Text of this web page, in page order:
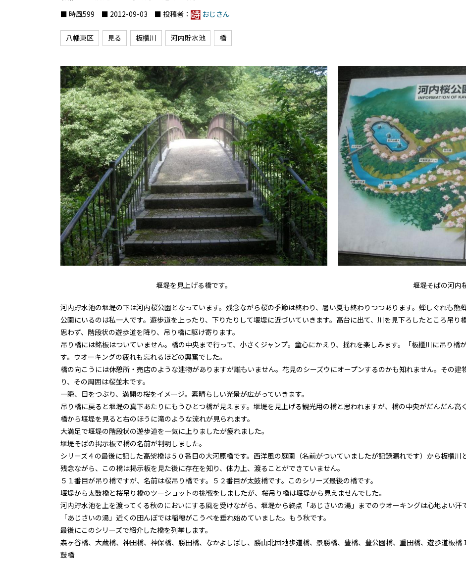
■ 時風599 ■ 2012-09-03 ■ 投稿者： おじさん
八幡東区 見る 板櫃川 河内貯水池 橋
堰堤を見上げる橋です。 堰堤そばの河内
河内貯水池の堰堤の下は河内桜公園となっています。残念ながら桜の季節は終わり、暑い夏も終わりつつあります。蝉しぐれも熊
公園にいるのは私一人です。遊歩道を上ったり、下りたりして堰堤に近づいていきます。高台に出て、川を見下ろしたところ吊り
思わず、階段状の遊歩道を降り、吊り橋に駆け寄ります。
吊り橋には銘板はついていません。橋の中央まで行って、小さくジャンプ。童心にかえり、揺れを楽しみます。「板櫃川に吊り橋
す。ウオーキングの疲れも忘れるほどの興奮でした。
橋の向こうには休憩所・売店のような建物がありますが誰もいません。花見のシーズウにオープンするのかも知れません。その
り、その周囲は桜並木です。
一瞬、目をつぶり、満開の桜をイメージ。素晴らしい光景が広がっていきます。
吊り橋に戻ると堰堤の真下あたりにもうひとつ橋が見えます。堰堤を見上げる観光用の橋と思われますが、橋の中央がだんだん高
橋から堰堤を見ると右のほうに滝のような流れが見られます。
大満足で堰堤の階段状の遊歩道を一気に上りましたが疲れました。
堰堤そばの掲示板で橋の名前が判明しました。
シリーズ４の最後に記した高架橋は５０番目の大河原橋です。西洋風の庭園（名前がついていましたが記録漏れです）から板櫃川
残念ながら、この橋は掲示板を見た後に存在を知り、体力上、渡ることができていません。
５１番目が吊り橋ですが、名前は桜吊り橋です。５２番目が太鼓橋です。このシリーズ最後の橋です。
堰堤から太鼓橋と桜吊り橋のツーショットの挑戦をしましたが、桜吊り橋は堰堤から見えませんでした。
河内貯水池を上を渡ってくる秋のにおいにする風を受けながら、堰堤から終点「あじさいの湯」までのウオーキングは心地よい汗
「あじさいの湯」近くの田んぼでは稲穂がこうべを垂れ始めていました。もう秋です。
最後にこのシリーズで紹介した橋を列挙します。
森ヶ谷橋、大蔵橋、神田橋、神保橋、勝田橋、なかよしばし、勝山北団地歩道橋、景勝橋、豊橋、豊公園橋、重田橋、遊歩道板
鼓橋